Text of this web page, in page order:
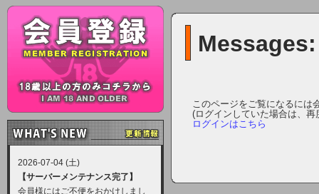
2026-07-04 (土)
【サーバーメンテナンス完了】
会員様にはご不便をおかけしまし
Messages:
このページをご覧になるには
(ログインしていた場合は、
ログインはこちら